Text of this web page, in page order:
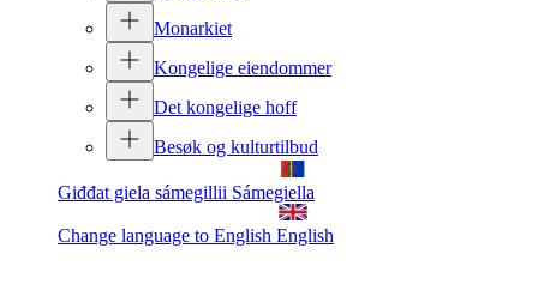
Monarkiet
Kongelige eiendommer
Det kongelige hoff
Besøk og kulturtilbud
Giđđat giela sámegillii Sámegiella
Change language to English English